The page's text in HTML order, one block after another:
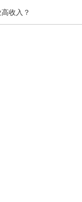
收入？